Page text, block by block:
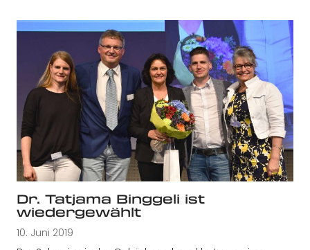
Dr. Tatjama Binggeli ist
wiedergewählt
10. Juni 2019